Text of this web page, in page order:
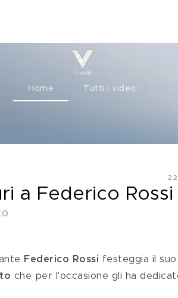
Home Tutti i video
a Federico Rossi
Federico Rossi festeggia il suo
che per l'occasione gli ha